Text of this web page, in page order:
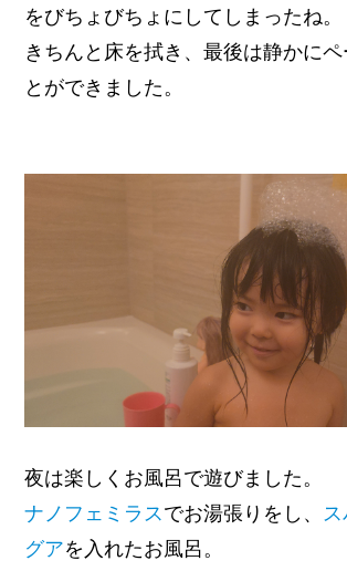
をびちょびちょにしてしまったね。
きちんと床を拭き、最後は静かに
とができました。
夜は楽しくお風呂で遊びました。
ナノフェミラスでお湯張りをし、 ス
グアを入れたお風呂。